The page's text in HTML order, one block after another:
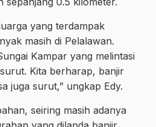
yang terdampak
masih di Pelalawan.
Kampar yang melintasi
Kita berharap, banjir
juga surut,” ungkap Edy.
seiring masih adanya